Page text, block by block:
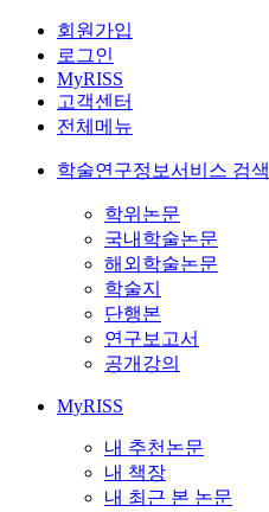
회원가입
로그인
MyRISS
고객센터
전체메뉴
학술연구정보서비스 검색
학위논문
국내학술논문
해외학술논문
학술지
단행본
연구보고서
공개강의
MyRISS
내 추천논문
내 책장
내 최근 본 논문